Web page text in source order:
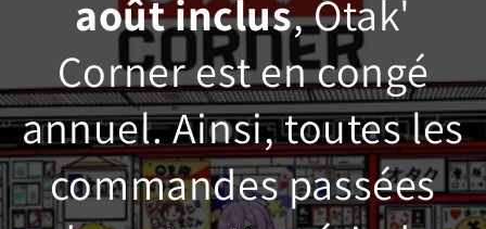
août inclus, Otak'
Corner est en congé
annuel. Ainsi, toutes les
commandes passées